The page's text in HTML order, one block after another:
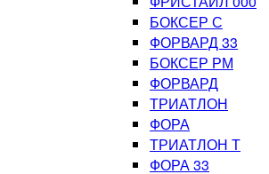
БОКСЕР С
ФОРВАРД 33
БОКСЕР РМ
ФОРВАРД
ТРИАТЛОН
ФОРА
ТРИАТЛОН Т
ФОРА 33